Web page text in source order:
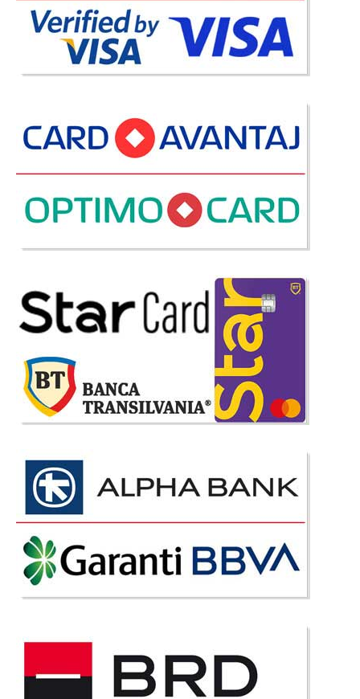
Stoc Epuizat - Indisponibil
Adauga la Favorite
-39%
Saltea Ortopedica cu arcuri si spuma
Sleeper
Saltele ortopedice cu pat de arcuri interconectate de tip SL si spuma –
calitate. O saltea ortopedica este proiectata pentru a reduce durerile de
spate existente deja sau pentru a preve..
1.733 Lei
Pret Redus1.050 Lei
Stoc Epuizat - Indisponibil
-31%
Guard antivirus 160x200
Prima Saltea Ortopedica Pro Hygiene cu protectie antivirusi ✅ Euro-
Topper arcuri si spuma Gama de saltele super ortopedice igienice Pro
Hygiene vine in intampinarea noilor provocari din domeniul medical atat